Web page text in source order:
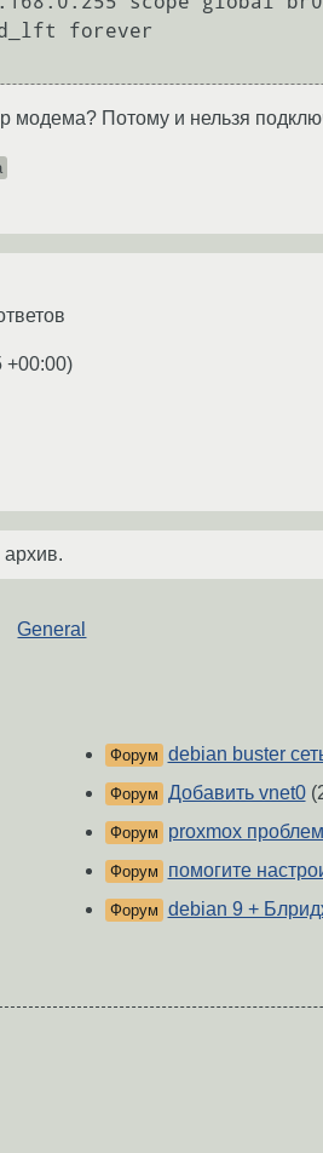
модема? Потому и нельзя
+00:00)
General
Форум debian buster
Форум Добавить vnet0
Форум proxmox
Форум помогите
Форум debian 9 +